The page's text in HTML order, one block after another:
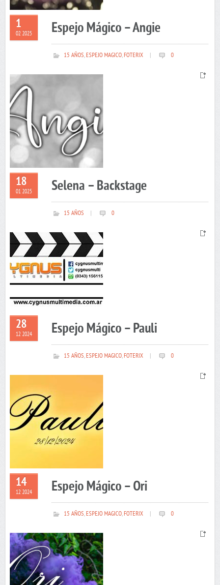
1
02 2025 Espejo Mágico – Angie
15 AÑOS,ESPEJO MAGICO,FOTERIX 0
18
01 2025 Selena – Backstage
15 AÑOS 0
28
12 2024 Espejo Mágico – Pauli
15 AÑOS,ESPEJO MAGICO,FOTERIX 0
14
12 2024 Espejo Mágico – Ori
15 AÑOS,ESPEJO MAGICO,FOTERIX 0